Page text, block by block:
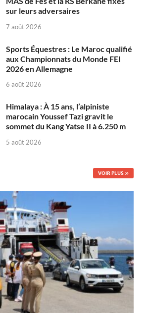
sur leurs adversaires
7 août 2026
Sports Équestres : Le Maroc qualifié
aux Championnats du Monde FEI
2026 en Allemagne
6 août 2026
Himalaya : À 15 ans, l’alpiniste
marocain Youssef Tazi gravit le
sommet du Kang Yatse II à 6.250 m
5 août 2026
VOIR PLUS